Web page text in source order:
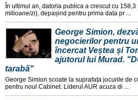
În ultimul an, datoria publica a crescut cu
milioane/zi), depașind pentru prima data pr ...
George Simion,
negocierilor pentru
încercat Veștea și
ajutorul lui Murad.
tarabă"
George Simion scoate la suprafața jocurile de
pentru noul Cabinet. Liderul AUR acuza di ...